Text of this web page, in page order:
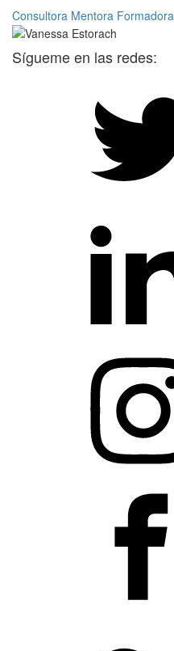
Consultora Mentora Formadora
Sígueme en las redes: